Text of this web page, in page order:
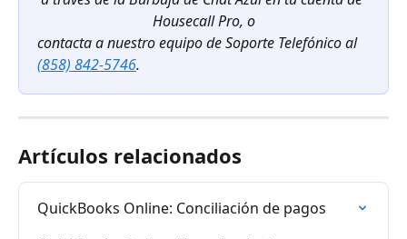
Housecall Pro, o
contacta a nuestro equipo de Soporte Telefónico al
(858) 842-5746.
Artículos relacionados
QuickBooks Online: Conciliación de pagos